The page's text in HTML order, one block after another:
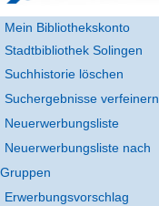
Mein Bibliothekskonto
Stadtbibliothek Solingen
Suchhistorie löschen
Suchergebnisse verfeinern
Neuerwerbungsliste
Neuerwerbungsliste nach
Gruppen
Erwerbungsvorschlag